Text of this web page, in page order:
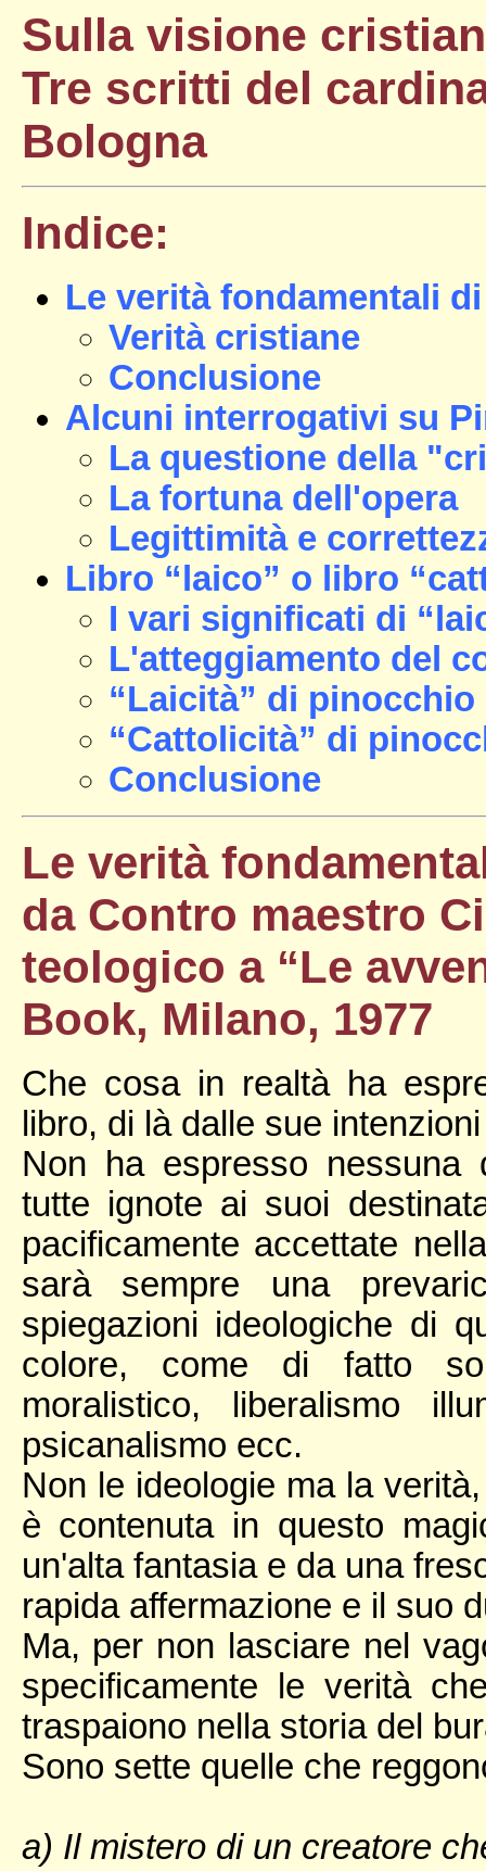
Sulla visione
Tre scritti del
Bologna
Indice:
Le verità fondamentali
Verità cristiane
Conclusione
Alcuni interrogativi su
La questione della
La fortuna dell'opera
Legittimità e
Libro “laico” o libro
I vari significati di
L'atteggiamento del
“Laicità” di pinocchio
“Cattolicità” di
Conclusione
Le verità
da Contro maestro
teologico a “Le
Book, Milano, 1977
Che cosa in realtà ha
libro, di là dalle sue
Non ha espresso nessuna
tutte ignote ai suoi
pacificamente accettate
sarà sempre una
spiegazioni ideologiche di
colore, come di fatto
moralistico, liberalismo
psicanalismo ecc.
Non le ideologie ma la
è contenuta in questo
un'alta fantasia e da una
rapida affermazione e il suo
Ma, per non lasciare nel
specificamente le verità
traspaiono nella storia del
Sono sette quelle che
a) Il mistero di un creatore